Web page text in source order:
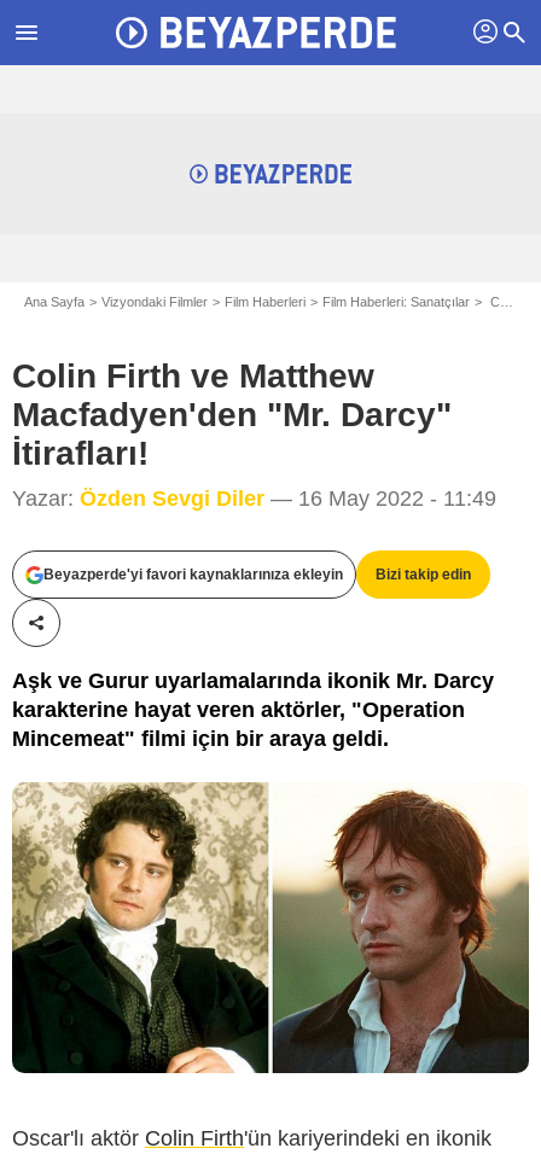
menu profil search
Ana Sayfa Vizyondaki Filmler Film Haberleri Film Haberleri: Sanatçılar Colin Firth ve Matthew Macfadyen'den "Mr. Darcy" İtirafları!
Colin Firth ve Matthew
Macfadyen'den "Mr. Darcy"
İtirafları!
Yazar: Özden Sevgi Diler — 16 May 2022 - 11:49
Beyazperde'yi favori kaynaklarınıza ekleyin Bizi takip edin
Paylaş!
Aşk ve Gurur uyarlamalarında ikonik Mr. Darcy
karakterine hayat veren aktörler, "Operation
Mincemeat" filmi için bir araya geldi.
Oscar'lı aktör Colin Firth'ün kariyerindeki en ikonik